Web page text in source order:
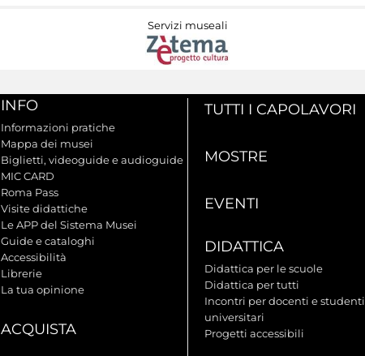
Servizi museali
INFO
Informazioni pratiche
Mappa dei musei
Biglietti, videoguide e audioguide
MIC CARD
Roma Pass
Visite didattiche
Le APP del Sistema Musei
Guide e cataloghi
Accessibilità
Librerie
La tua opinione
ACQUISTA
TUTTI I CAPOLAVORI
MOSTRE
EVENTI
DIDATTICA
Didattica per le scuole
Didattica per tutti
Incontri per docenti e studenti
universitari
Progetti accessibili